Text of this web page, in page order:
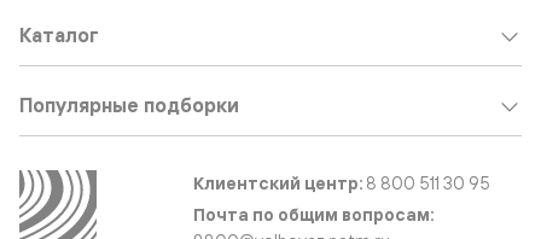
Каталог
Популярные подборки
Клиентский центр: 8 800 511 30 95
Почта по общим вопросам: